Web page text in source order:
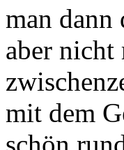
man dann
aber nicht
mit dem
schön